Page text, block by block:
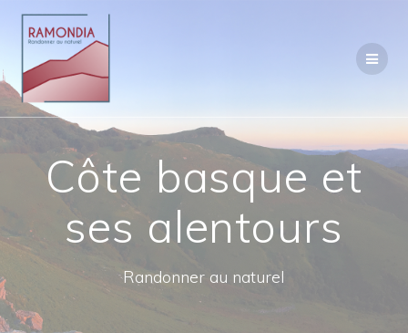
Côte basque et
ses alentours
Randonner au naturel